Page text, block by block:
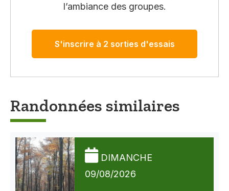
l’ambiance des groupes.
S'inscrire à 2 sorties d'essais
Randonnées similaires
DIMANCHE
09/08/2026